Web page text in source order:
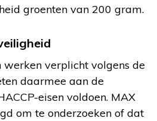
groenten van 200 gram.
werken verplicht volgens de
daarmee aan de
eisen voldoen. MAX
om te onderzoeken of dat